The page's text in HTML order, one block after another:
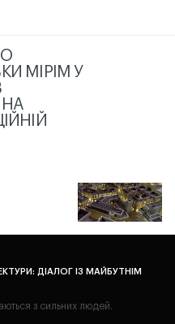
MIPIM У
НА
ДІАЛОГ ІЗ МАЙБУТНІМ
з сильних людей.